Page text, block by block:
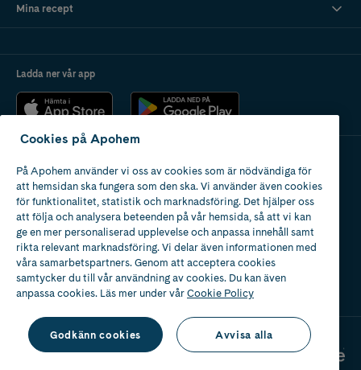
Mina recept
Ladda ner vår app
Apotek med tillstånd
av Läkemedelsverket
Cookies på Apohem
På Apohem använder vi oss av cookies som är nödvändiga för
att hemsidan ska fungera som den ska. Vi använder även cookies
för funktionalitet, statistik och marknadsföring. Det hjälper oss
att följa och analysera beteenden på vår hemsida, så att vi kan
ge en mer personaliserad upplevelse och anpassa innehåll samt
rikta relevant marknadsföring. Vi delar även informationen med
våra samarbetspartners. Genom att acceptera cookies
samtycker du till vår användning av cookies. Du kan även
anpassa cookies. Läs mer under vårCookie Policy
Godkänn cookies Avvisa alla